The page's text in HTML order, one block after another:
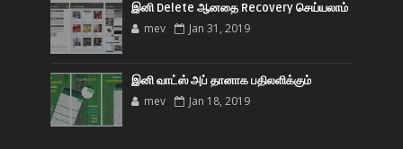
இனி Delete ஆனதை Recovery செய்யலாம்
mev Jan 31, 2019
இனி வாட்ஸ் அப் தானாக பதிலளிக்கும்
mev Jan 18, 2019